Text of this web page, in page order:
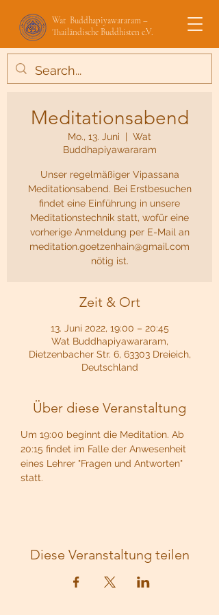
Wat Buddhapiyawararam –
Thailändische Buddhisten e.V.
Meditationsabend
Mo., 13. Juni
  |
Wat
Buddhapiyawararam
Unser regelmäßiger Vipassana
Meditationsabend. Bei Erstbesuchen
findet eine Einführung in unsere
Meditationstechnik statt, wofür eine
vorherige Anmeldung per E-Mail an
meditation.goetzenhain@gmail.com
nötig ist.
Zeit & Ort
13. Juni 2022, 19:00 – 20:45
Wat Buddhapiyawararam,
Dietzenbacher Str. 6, 63303 Dreieich,
Deutschland
Über diese Veranstaltung
Um 19:00 beginnt die Meditation. Ab
20:15 findet im Falle der Anwesenheit
eines Lehrer "Fragen und Antworten"
statt.
Diese Veranstaltung teilen